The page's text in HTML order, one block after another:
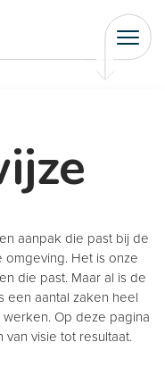
aanpak die past bij de
Het is onze
die past. Maar al is de
een aantal zaken heel
Op deze pagina
visie tot resultaat.